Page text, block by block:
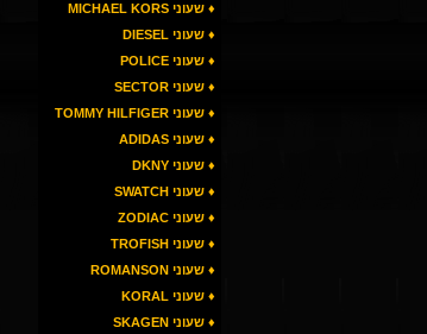
♦ שעוני MICHAEL KORS
♦ שעוני DIESEL
♦ שעוני POLICE
♦ שעוני SECTOR
♦ שעוני TOMMY HILFIGER
♦ שעוני ADIDAS
♦ שעוני DKNY
♦ שעוני SWATCH
♦ שעוני ZODIAC
♦ שעוני TROFISH
♦ שעוני ROMANSON
♦ שעוני KORAL
♦ שעוני SKAGEN